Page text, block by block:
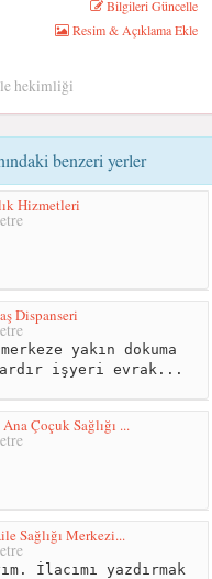
Bilgileri Güncelle
Resim & Açıklama Ekle
hekimliği
benzeri yerler
Hizmetleri
Dispanseri
yakın dokuma
işyeri evrak...
Çoçuk Sağlığı ...
Sağlığı Merkezi...
İlacımı yazdırmak